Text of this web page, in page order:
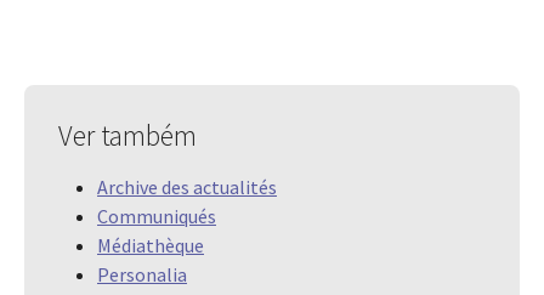
Ver também
Archive des actualités
Communiqués
Médiathèque
Personalia